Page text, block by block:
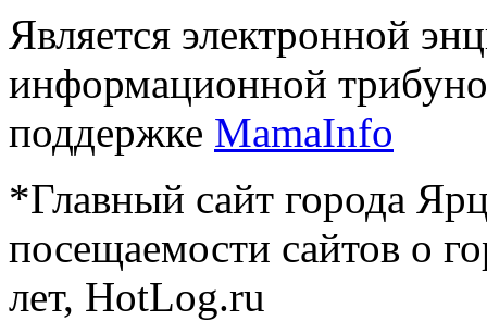
Является электронной
информационной
поддержке MamaInfo
*Главный сайт города
посещаемости сайтов о
лет, HotLog.ru